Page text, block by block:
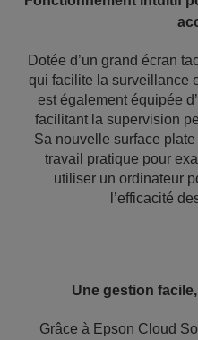
Dotée d’un grand écran
qui facilite la surveillance
est également équipée
facilitant la supervision
Sa nouvelle surface
travail pratique pour
utiliser un ordinateur
l’efficacité
Une gestion
Grâce à Epson Cloud